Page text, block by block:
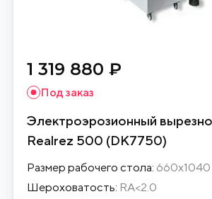
1 319 880 ₽
Под заказ
Электроэрозионный
Realrez 500 (DK7750)
Размер рабочего стола: 660х1040
Шероховатость: RA<2.0